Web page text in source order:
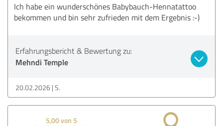
Ich habe ein wunderschönes Babybauch-Hennatattoo
bekommen und bin sehr zufrieden mit dem Ergebnis :-)
Erfahrungsbericht & Bewertung zu:
Mehndi Temple
20.02.2026 S.
5,00 von 5